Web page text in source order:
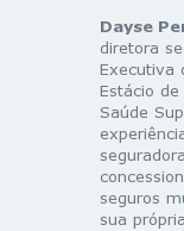
Dayse
diretora
Executiva
Estácio
Saúde
seguros
sua